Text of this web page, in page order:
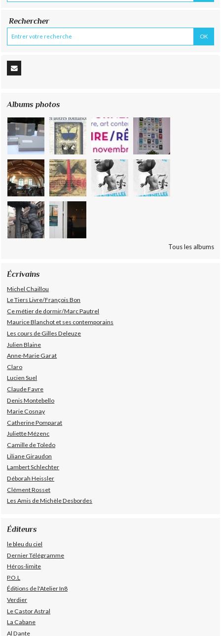
Rechercher
Albums photos
Tous les albums
Écrivains
Michel Chaillou
Le Tiers Livre/François Bon
Ce métier de dormir/Marc Pautrel
Maurice Blanchot et ses contemporains
Les cours de Gilles Deleuze
Julien Blaine
Anne-Marie Garat
Claro
Lucien Suel
Claude Favre
Denis Montebello
Marie Cosnay
Catherine Pomparat
Juliette Mézenc
Camille de Toledo
Liliane Giraudon
Lambert Schlechter
Déborah Heissler
Clément Rosset
Les Amis de Michèle Desbordes
Éditeurs
le bleu du ciel
Dernier Télégramme
Héros-limite
P.O.L
Éditions de l'Atelier In8
Verdier
Le Castor Astral
La Cabane
Al Dante